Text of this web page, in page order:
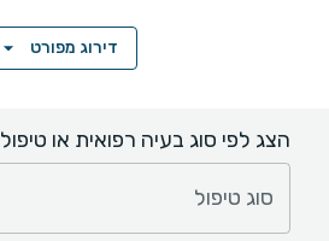
דירוג מפורט
הצג לפי סוג בעיה רפואית או טיפול
סוג טיפול